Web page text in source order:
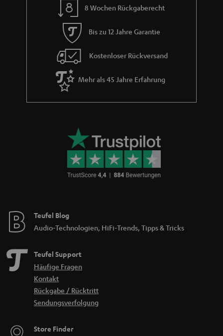
8 Wochen Rückgaberecht
Bis zu 12 Jahre Garantie
Kostenloser Rückversand
Mehr als 45 Jahre Erfahrung
Teufel Blog
Audio-Technologien, HiFi-Trends, Tipps & Tricks
Teufel Support
Häufige Fragen
Kontakt
Rückgabe / Rücktritt
Sendungsverfolgung
Store Finder